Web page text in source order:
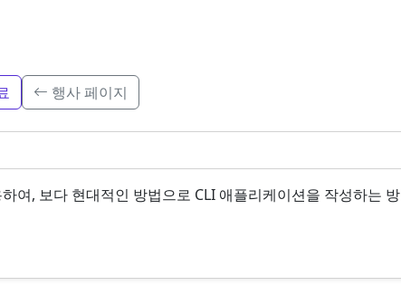
행사 페이지
여, 보다 현대적인 방법으로 CLI 애플리케이션을 작성하는 방